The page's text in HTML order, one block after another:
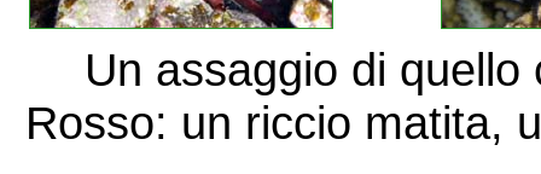
Un assaggio di
Rosso: un riccio matita,